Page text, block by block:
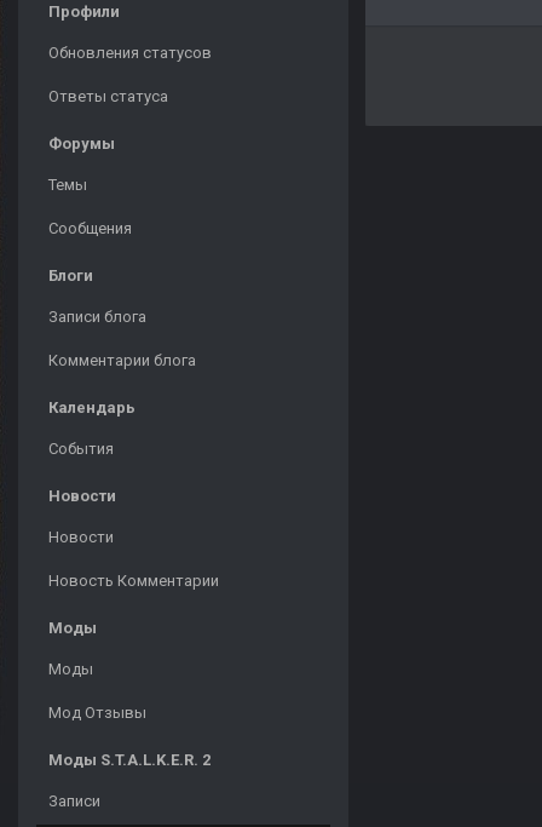
Профили
Обновления статусов
Ответы статуса
Форумы
Темы
Сообщения
Блоги
Записи блога
Комментарии блога
Календарь
События
Новости
Новости
Новость Комментарии
Моды
Моды
Мод Отзывы
Моды S.T.A.L.K.E.R. 2
Записи